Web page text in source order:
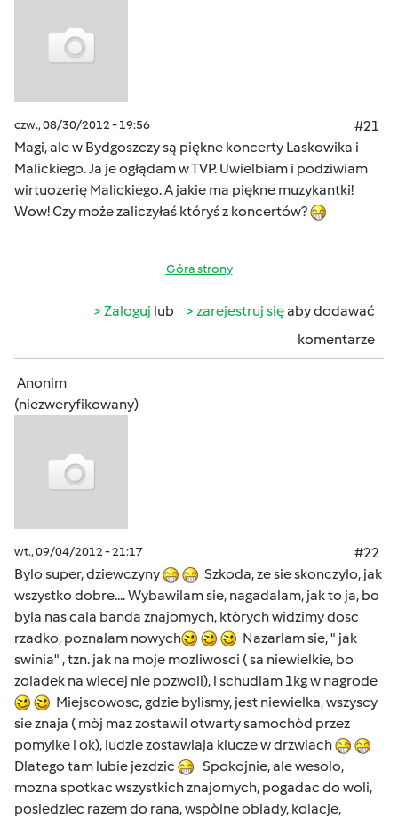
czw., 08/30/2012 - 19:56
#21
Magi, ale w Bydgoszczy są piękne koncerty Laskowika i
Malickiego. Ja je ogłądam w TVP. Uwielbiam i podziwiam
wirtuozerię Malickiego. A jakie ma piękne muzykantki!
Wow! Czy może zaliczyłaś któryś z koncertów?
Góra strony
Zaloguj lub zarejestruj sięaby dodawać
komentarze
Anonim
(niezweryfikowany)
wt., 09/04/2012 - 21:17
#22
Bylo super, dziewczyny
Szkoda, ze sie skonczylo, jak
wszystko dobre.... Wybawilam sie, nagadalam, jak to ja, bo
byla nas cala banda znajomych, ktòrych widzimy dosc
rzadko, poznalam nowych
Nazarlam sie, " jak
swinia" , tzn. jak na moje mozliwosci ( sa niewielkie, bo
zoladek na wiecej nie pozwoli), i schudlam 1kg w nagrode
Miejscowosc, gdzie bylismy, jest niewielka, wszyscy
sie znaja ( mòj maz zostawil otwarty samochòd przez
pomylke i ok), ludzie zostawiaja klucze w drzwiach
Dlatego tam lubie jezdzic
Spokojnie, ale wesolo,
mozna spotkac wszystkich znajomych, pogadac do woli,
posiedziec razem do rana, wspòlne obiady, kolacje,